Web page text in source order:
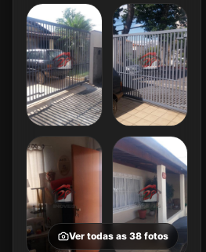
Ver todas as 38 fotos